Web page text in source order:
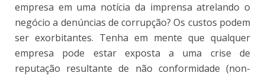
empresa em uma notícia da imprensa atrelando o
negócio a denúncias de corrupção? Os custos podem
ser exorbitantes. Tenha em mente que qualquer
empresa pode estar exposta a uma crise de
reputação resultante de não conformidade (non-